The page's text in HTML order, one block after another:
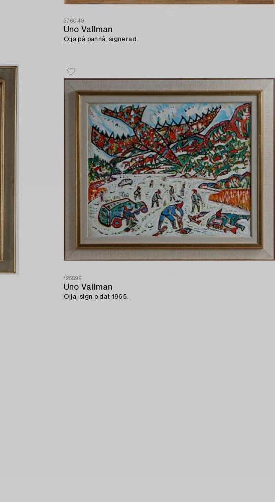
376049
Uno Vallman
Olja på pannå, signerad.
125599
Uno Vallman
Olja, sign o dat 1965.